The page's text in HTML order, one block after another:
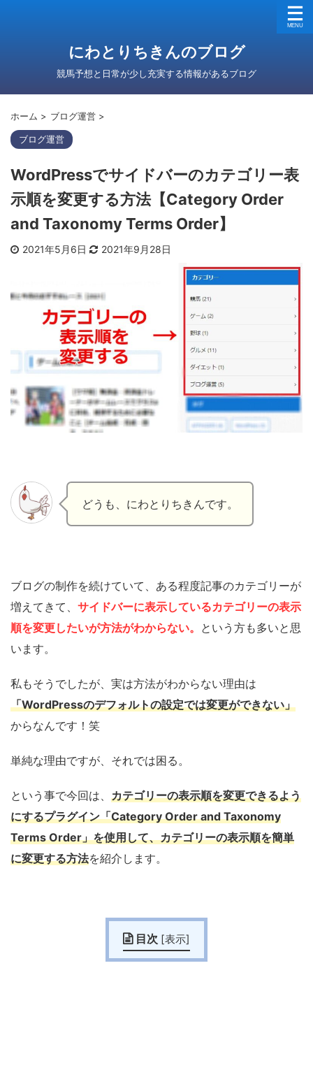
にわとりちきんのブログ
競馬予想と日常が少し充実する情報があるブログ
ホーム > ブログ運営 >
ブログ運営
WordPressでサイドバーのカテゴリー表
示順を変更する方法【Category Order
and Taxonomy Terms Order】
2021年5月6日 2021年9月28日
どうも、にわとりちきんです。
ブログの制作を続けていて、ある程度記事のカテゴリーが
増えてきて、 サイドバーに表示しているカテゴリーの表示
順を変更したいが方法がわからない。 という方も多いと思
います。
私もそうでしたが、実は方法がわからない理由は
「WordPressのデフォルトの設定では変更ができない」
からなんです！笑
単純な理由ですが、それでは困る。
という事で今回は、 カテゴリーの表示順を変更できるよう
にするプラグイン「Category Order and Taxonomy
Terms Order」を使用して、カテゴリーの表示順を簡単
に変更する方法を紹介します。
目次 [表示]